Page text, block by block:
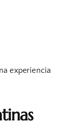
experiencia